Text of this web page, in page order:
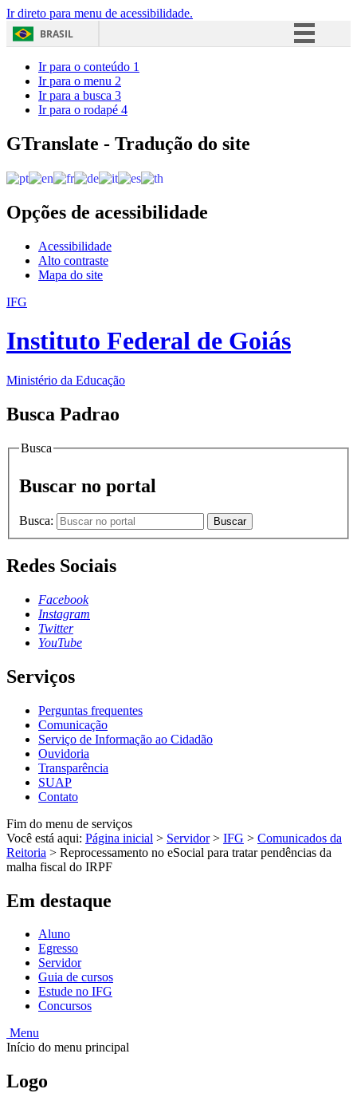
Ir direto para menu de acessibilidade.
BRASIL
Acesso à informação
Ir para o conteúdo 1
Ir para o menu 2
Ir para a busca 3
Ir para o rodapé 4
GTranslate - Tradução do site
Opções de acessibilidade
Acessibilidade
Alto contraste
Mapa do site
IFG
Instituto Federal de Goiás
Ministério da Educação
Busca Padrao
Busca
Buscar no portal
Busca: Buscar
Redes Sociais
Facebook
Instagram
Twitter
YouTube
Serviços
Perguntas frequentes
Comunicação
Serviço de Informação ao Cidadão
Ouvidoria
Transparência
SUAP
Contato
Fim do menu de serviços
Você está aqui: Página inicial > Servidor > IFG > Comunicados da
Reitoria > Reprocessamento no eSocial para tratar pendências da
malha fiscal do IRPF
Em destaque
Aluno
Egresso
Servidor
Guia de cursos
Estude no IFG
Concursos
Menu
Início do menu principal
Logo